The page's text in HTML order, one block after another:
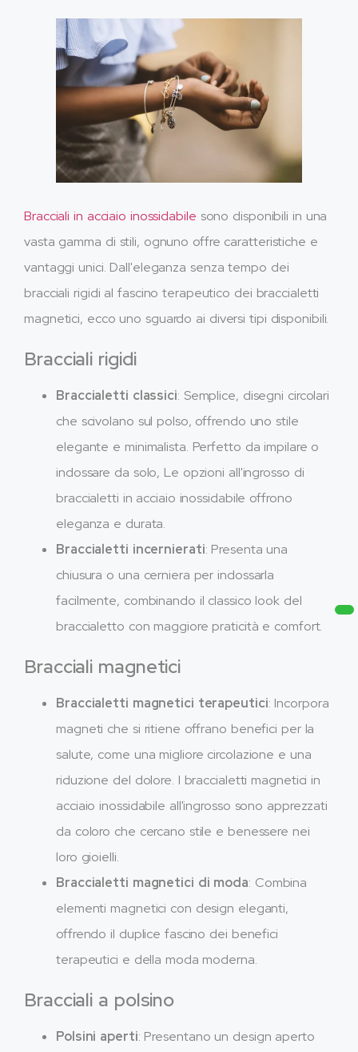
Bracciali in acciaio inossidabile sono disponibili in una
vasta gamma di stili, ognuno offre caratteristiche e
vantaggi unici. Dall'eleganza senza tempo dei
bracciali rigidi al fascino terapeutico dei braccialetti
magnetici, ecco uno sguardo ai diversi tipi disponibili.
Bracciali rigidi
Braccialetti classici: Semplice, disegni circolari
che scivolano sul polso, offrendo uno stile
elegante e minimalista. Perfetto da impilare o
indossare da solo, Le opzioni all'ingrosso di
braccialetti in acciaio inossidabile offrono
eleganza e durata.
Braccialetti incernierati: Presenta una
chiusura o una cerniera per indossarla
facilmente, combinando il classico look del
braccialetto con maggiore praticità e comfort.
Bracciali magnetici
Braccialetti magnetici terapeutici: Incorpora
magneti che si ritiene offrano benefici per la
salute, come una migliore circolazione e una
riduzione del dolore. I braccialetti magnetici in
acciaio inossidabile all'ingrosso sono apprezzati
da coloro che cercano stile e benessere nei
loro gioielli.
Braccialetti magnetici di moda: Combina
elementi magnetici con design eleganti,
offrendo il duplice fascino dei benefici
terapeutici e della moda moderna.
Bracciali a polsino
Polsini aperti: Presentano un design aperto